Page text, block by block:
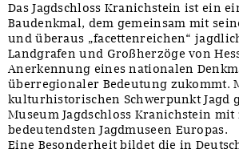
Das Jagdschloss Kranichstein ist ein
Baudenkmal, dem gemeinsam mit
und überaus „facettenreichen“
Landgrafen und Großherzöge von
Anerkennung eines nationalen
überregionaler Bedeutung zukommt.
kulturhistorischen Schwerpunkt Jagd
Museum Jagdschloss Kranichstein mit
bedeutendsten Jagdmuseen Europas.
Eine Besonderheit bildet die in